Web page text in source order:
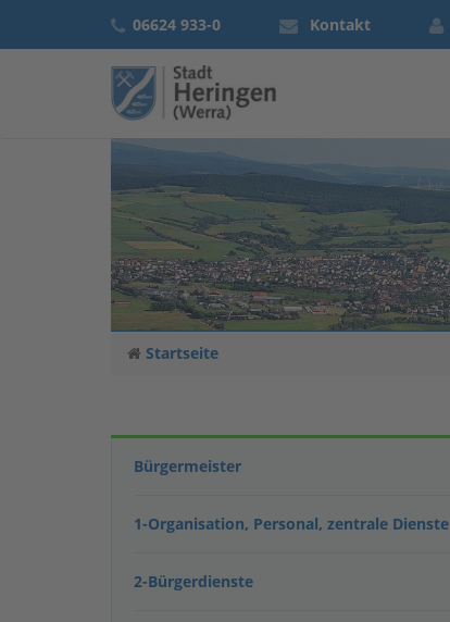
06624 933-0 Kontakt
Startseite
Bürgermeister
1-Organisation, Personal, zentrale Dienste
2-Bürgerdienste